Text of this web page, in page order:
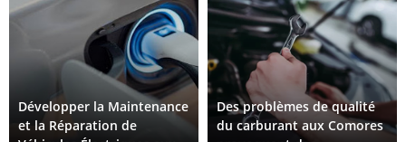
Développer la Maintenance
et la Réparation de
Des problèmes de qualité
du carburant aux Comores